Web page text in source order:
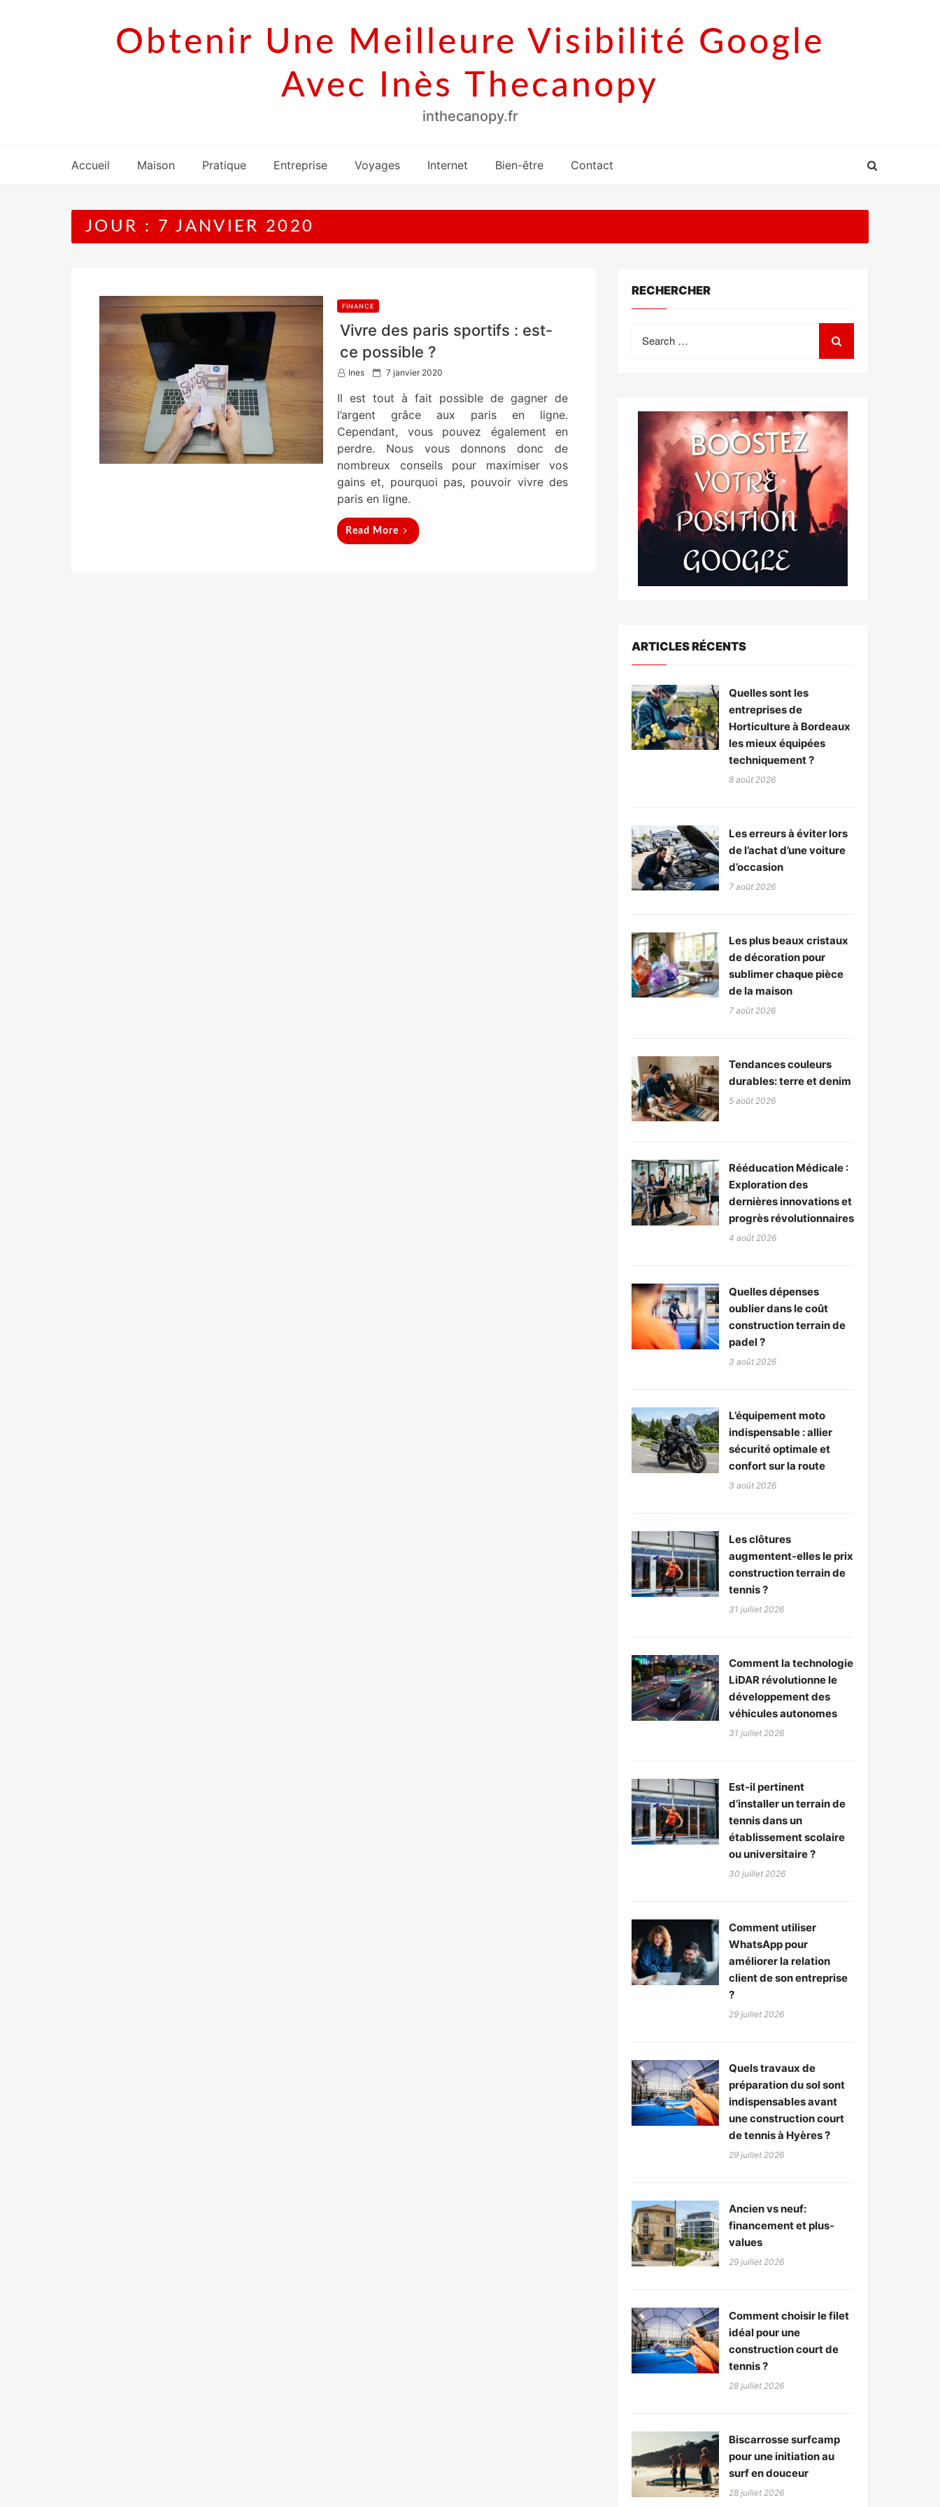
Obtenir Une Meilleure Visibilité Google
Avec Inès Thecanopy
inthecanopy.fr
Accueil Maison Pratique Entreprise Voyages Internet Bien-être Contact
JOUR : 7 JANVIER 2020
FINANCE
Vivre des paris sportifs : est-
ce possible ?
Ines
P
s
d
7 janvier 2020
Il est tout à fait possible de gagner de
l’argent grâce aux paris en ligne.
Cependant, vous pouvez également en
perdre. Nous vous donnons donc de
nombreux conseils pour maximiser vos
gains et, pourquoi pas, pouvoir vivre des
paris en ligne.
Read More
RECHERCHER
for:
ARTICLES RÉCENTS
Quelles sont les
entreprises de
Horticulture à Bordeaux
les mieux équipées
techniquement ?
8 août 2026
Les erreurs à éviter lors
de l’achat d’une voiture
d’occasion
7 août 2026
Les plus beaux cristaux
de décoration pour
sublimer chaque pièce
de la maison
7 août 2026
Tendances couleurs
durables: terre et denim
5 août 2026
Rééducation Médicale :
Exploration des
dernières innovations et
progrès révolutionnaires
4 août 2026
Quelles dépenses
oublier dans le coût
construction terrain de
padel ?
3 août 2026
L’équipement moto
indispensable : allier
sécurité optimale et
confort sur la route
3 août 2026
Les clôtures
augmentent-elles le prix
construction terrain de
tennis ?
31 juillet 2026
Comment la technologie
LiDAR révolutionne le
développement des
véhicules autonomes
31 juillet 2026
Est-il pertinent
d’installer un terrain de
tennis dans un
établissement scolaire
ou universitaire ?
30 juillet 2026
Comment utiliser
WhatsApp pour
améliorer la relation
client de son entreprise
?
29 juillet 2026
Quels travaux de
préparation du sol sont
indispensables avant
une construction court
de tennis à Hyères ?
29 juillet 2026
Ancien vs neuf:
financement et plus-
values
29 juillet 2026
Comment choisir le filet
idéal pour une
construction court de
tennis ?
28 juillet 2026
Biscarrosse surfcamp
pour une initiation au
surf en douceur
28 juillet 2026